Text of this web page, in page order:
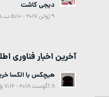
دیجی کاشت
9 ژوئن 2017 - 5:10 ب.ظ
آخرین اخبار فناوری
هیچکس با الکسا
8 آگوست 2018 - 7:16 ق.ظ